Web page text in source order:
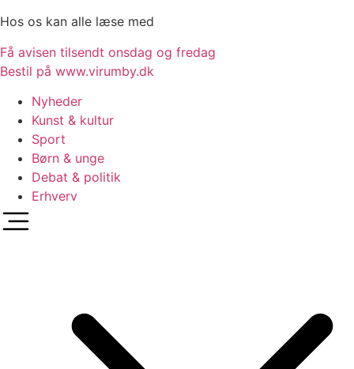
Hos os kan alle læse med
Få avisen tilsendt onsdag og fredag
Bestil på www.virumby.dk
Nyheder
Kunst & kultur
Sport
Børn & unge
Debat & politik
Erhverv